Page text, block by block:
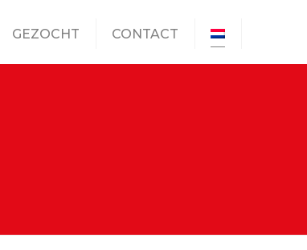
GEZOCHT CONTACT